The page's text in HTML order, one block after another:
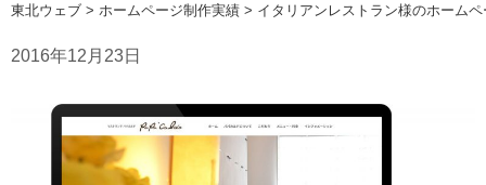
東北ウェブ > ホームページ制作実績 > イタリアンレストラン様のホーム
2016年12月23日